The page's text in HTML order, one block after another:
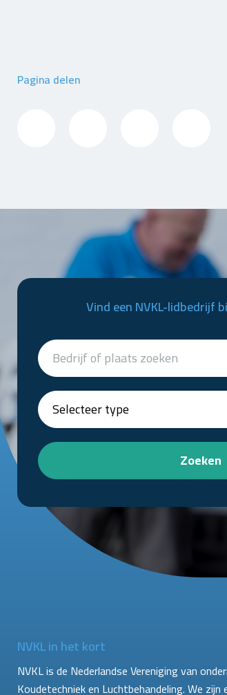
Pagina delen
Vind een NVKL-lidbedrijf
Zoeken
NVKL in het kort
NVKL is de Nederlandse Vereniging van
Koudetechniek en Luchtbehandeling. We